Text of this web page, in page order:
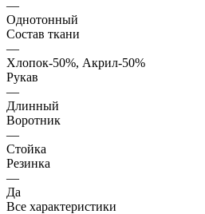
—
Однотонный
Состав ткани
—
Хлопок-50%, Акрил-50%
Рукав
—
Длинный
Воротник
—
Стойка
Резинка
—
Да
Все характеристики